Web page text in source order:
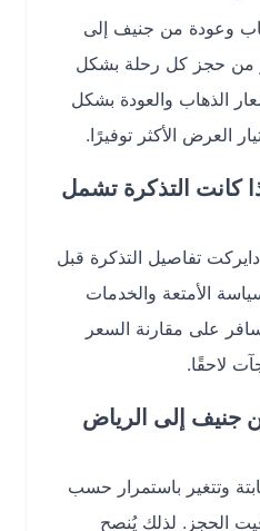
من جنيف إلى
حجز كل رحلة بشكل
والعودة بشكل
الأكثر توفيرًا.
التذكرة تشمل
التذكرة قبل
والخدمات
مقارنة السعر
إلى الرياض
باستمرار حسب
لذلك يُنصح